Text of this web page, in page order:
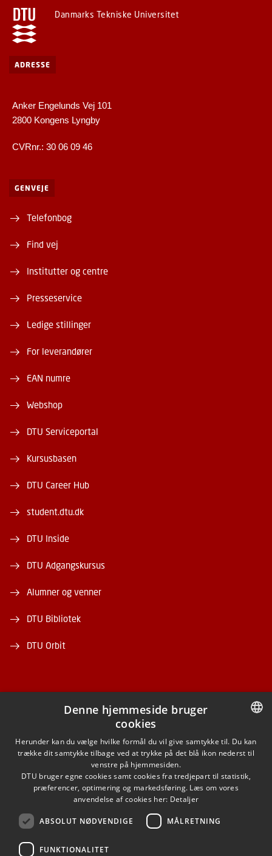
Danmarks Tekniske Universitet
ADRESSE
Anker Engelunds Vej 101
2800 Kongens Lyngby
CVRnr.: 30 06 09 46
GENVEJE
Telefonbog
Find vej
Institutter og centre
Presseservice
Ledige stillinger
For leverandører
EAN numre
Webshop
DTU Serviceportal
Kursusbasen
DTU Career Hub
student.dtu.dk
DTU Inside
DTU Adgangskursus
Alumner og venner
DTU Bibliotek
DTU Orbit
FACEBOOK
INSTAGRAM
LINKEDIN
YOUTUBE
DANISH
ENGLISH
Denne hjemmeside bruger
cookies
Herunder kan du vælge hvilke formål du vil give samtykke til. Du kan
trække dit samtykke tilbage ved at trykke på det blå ikon nederst til
venstre på hjemmesiden.
DTU bruger egne cookies samt cookies fra tredjepart til statistik,
præferencer, optimering og markedsføring. Læs om vores
anvendelse af cookies her: Detaljer
ABSOLUT NØDVENDIGE MÅLRETNING
FUNKTIONALITET